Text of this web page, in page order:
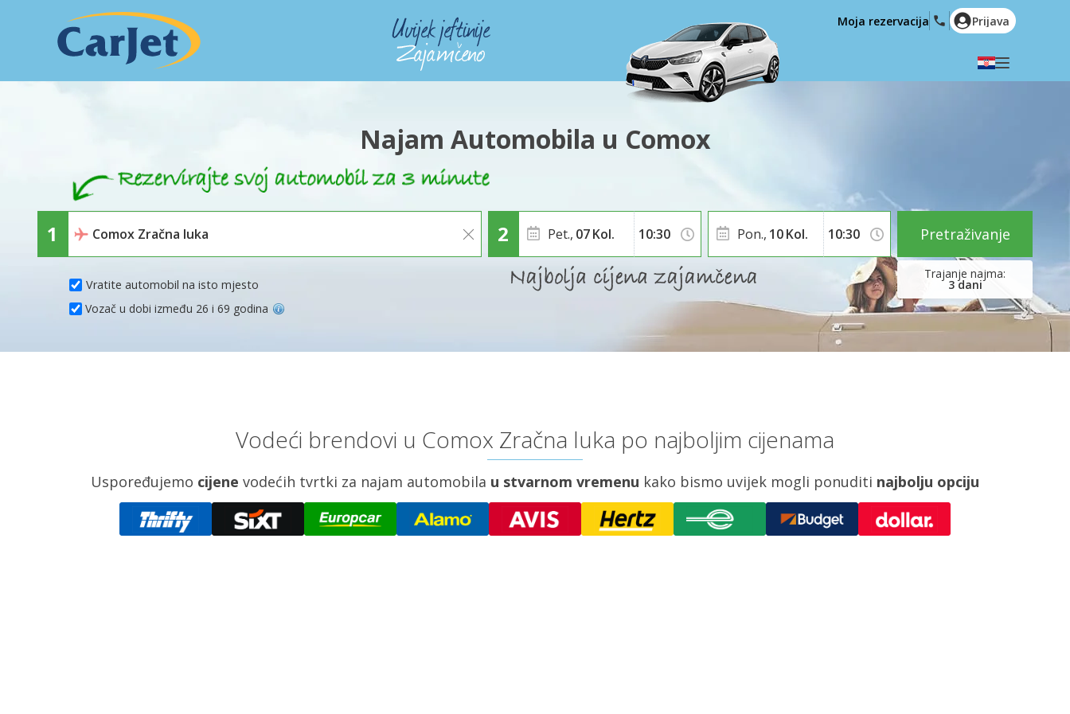
English (US)
Polski
Türkçe
Română
Ελληνικά
Hrvatski
العربية
Moja rezervacija Prijava
Najam Automobila u Comox
Vratite automobil na isto mjesto
Pet., 07Kol.
3 dani
Pon., 10Kol.
Vozač u dobi između 26 i 69 godina
Pretraživanje
Vodeći brendovi u Comox Zračna luka po najboljim cijenama
Uspoređujemo cijene vodećih tvrtki za najam automobila u stvarnom vremenu kako bismo uvijek mogli ponuditi najbolju opciju